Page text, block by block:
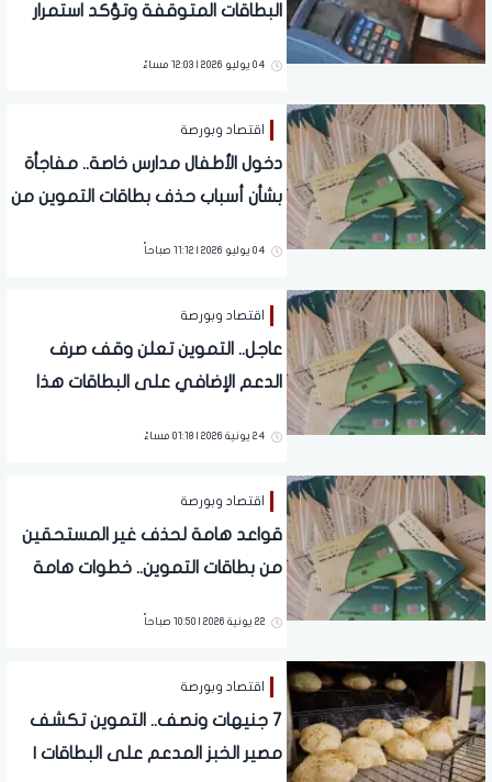
البطاقات المتوقفة وتؤكد استمرار
04 يوليو 2026 | 12:03 مساءً
اقتصاد وبورصة
دخول الأطفال مدارس خاصة.. مفاجأة
بشأن أسباب حذف بطاقات التموين من
04 يوليو 2026 | 11:12 صباحاً
اقتصاد وبورصة
عاجل.. التموين تعلن وقف صرف
الدعم الإضافي على البطاقات هذا
24 يونية 2026 | 01:18 مساءً
اقتصاد وبورصة
قواعد هامة لحذف غير المستحقين
من بطاقات التموين.. خطوات هامة
22 يونية 2026 | 10:50 صباحاً
اقتصاد وبورصة
7 جنيهات ونصف.. التموين تكشف
مصير الخبز المدعم على البطاقات |